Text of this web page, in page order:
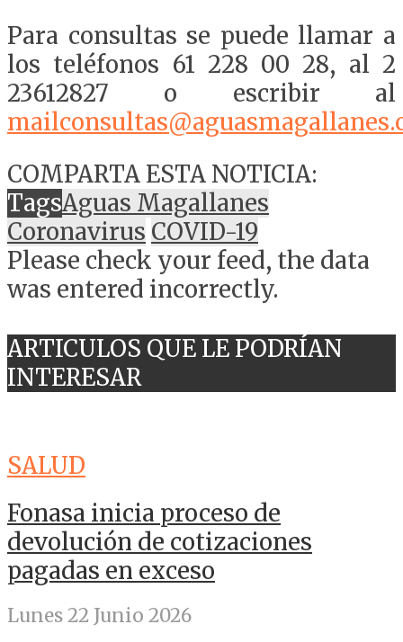
Para consultas se puede llamar a
los teléfonos 61 228 00 28, al 2
23612827 o escribir al
COMPARTA ESTA NOTICIA:
TagsAguas Magallanes
Coronavirus COVID-19
Please check your feed, the data
was entered incorrectly.
ARTICULOS QUE LE PODRÍAN
INTERESAR
SALUD
Fonasa inicia proceso de
devolución de cotizaciones
pagadas en exceso
Lunes 22 Junio 2026